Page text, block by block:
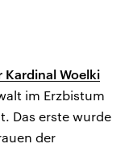
Kardinal Woelki
im Erzbistum
Das erste wurde
der